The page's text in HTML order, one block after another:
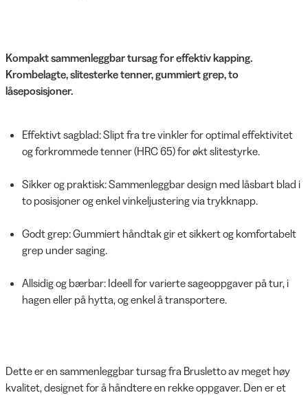
Kompakt sammenleggbar tursag for effektiv kapping.
Krombelagte, slitesterke tenner, gummiert grep, to
låseposisjoner.
Effektivt sagblad: Slipt fra tre vinkler for optimal effektivitet
og forkrommede tenner (HRC 65) for økt slitestyrke.
Sikker og praktisk: Sammenleggbar design med låsbart blad i
to posisjoner og enkel vinkeljustering via trykknapp.
Godt grep: Gummiert håndtak gir et sikkert og komfortabelt
grep under saging.
Allsidig og bærbar: Ideell for varierte sageoppgaver på tur, i
hagen eller på hytta, og enkel å transportere.
Dette er en sammenleggbar tursag fra Brusletto av meget høy
kvalitet, designet for å håndtere en rekke oppgaver. Den er et